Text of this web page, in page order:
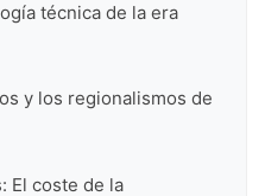
técnica de la era
y los regionalismos de
El coste de la